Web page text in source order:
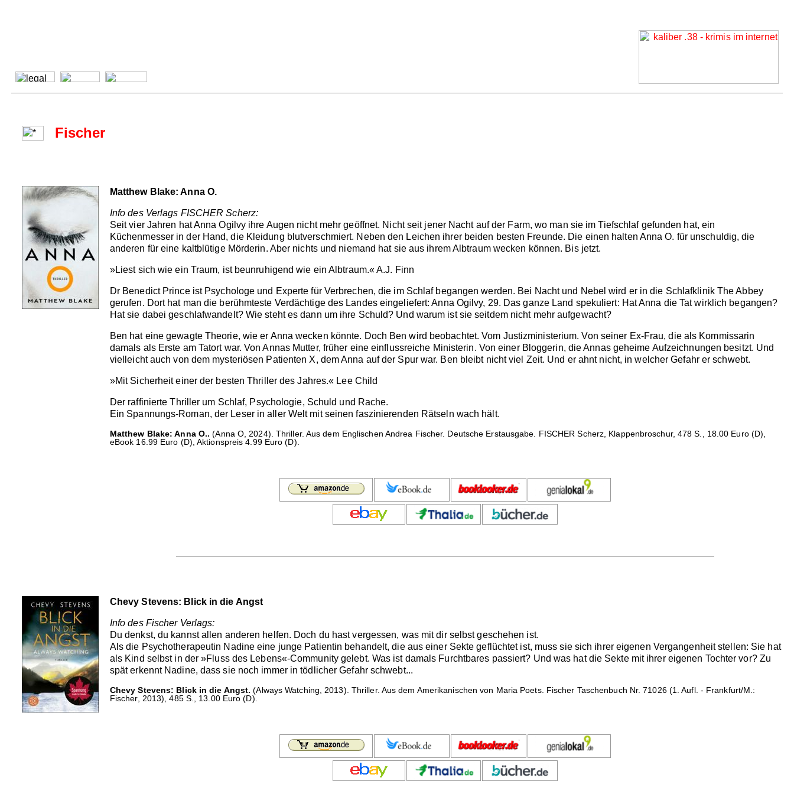
Fischer
Matthew Blake: Anna O.
Info des Verlags FISCHER Scherz:
Seit vier Jahren hat Anna Ogilvy ihre Augen nicht mehr geöffnet. Nicht seit jener Nacht auf der Farm, wo man sie im Tiefschlaf gefunden hat, ein
Küchenmesser in der Hand, die Kleidung blutverschmiert. Neben den Leichen ihrer beiden besten Freunde. Die einen halten Anna O. für unschuldig, die
anderen für eine kaltblütige Mörderin. Aber nichts und niemand hat sie aus ihrem Albtraum wecken können. Bis jetzt.
»Liest sich wie ein Traum, ist beunruhigend wie ein Albtraum.« A.J. Finn
Dr Benedict Prince ist Psychologe und Experte für Verbrechen, die im Schlaf begangen werden. Bei Nacht und Nebel wird er in die Schlafklinik The Abbey
gerufen. Dort hat man die berühmteste Verdächtige des Landes eingeliefert: Anna Ogilvy, 29. Das ganze Land spekuliert: Hat Anna die Tat wirklich begangen?
Hat sie dabei geschlafwandelt? Wie steht es dann um ihre Schuld? Und warum ist sie seitdem nicht mehr aufgewacht?
Ben hat eine gewagte Theorie, wie er Anna wecken könnte. Doch Ben wird beobachtet. Vom Justizministerium. Von seiner Ex-Frau, die als Kommissarin
damals als Erste am Tatort war. Von Annas Mutter, früher eine einflussreiche Ministerin. Von einer Bloggerin, die Annas geheime Aufzeichnungen besitzt. Und
vielleicht auch von dem mysteriösen Patienten X, dem Anna auf der Spur war. Ben bleibt nicht viel Zeit. Und er ahnt nicht, in welcher Gefahr er schwebt.
»Mit Sicherheit einer der besten Thriller des Jahres.« Lee Child
Der raffinierte Thriller um Schlaf, Psychologie, Schuld und Rache.
Ein Spannungs-Roman, der Leser in aller Welt mit seinen faszinierenden Rätseln wach hält.
Matthew Blake: Anna O.. (Anna O, 2024). Thriller. Aus dem Englischen Andrea Fischer. Deutsche Erstausgabe. FISCHER Scherz, Klappenbroschur, 478 S., 18.00 Euro (D),
eBook 16.99 Euro (D), Aktionspreis 4.99 Euro (D).
Chevy Stevens: Blick in die Angst
Info des Fischer Verlags:
Du denkst, du kannst allen anderen helfen. Doch du hast vergessen, was mit dir selbst geschehen ist.
Als die Psychotherapeutin Nadine eine junge Patientin behandelt, die aus einer Sekte geflüchtet ist, muss sie sich ihrer eigenen Vergangenheit stellen: Sie hat
als Kind selbst in der »Fluss des Lebens«-Community gelebt. Was ist damals Furchtbares passiert? Und was hat die Sekte mit ihrer eigenen Tochter vor? Zu
spät erkennt Nadine, dass sie noch immer in tödlicher Gefahr schwebt...
Chevy Stevens: Blick in die Angst. (Always Watching, 2013). Thriller. Aus dem Amerikanischen von Maria Poets. Fischer Taschenbuch Nr. 71026 (1. Aufl. - Frankfurt/M.:
Fischer, 2013), 485 S., 13.00 Euro (D).